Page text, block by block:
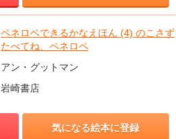
ペネロペできるかなえほん (4) のこさず
たべてね、ペネロペ
アン・グットマン
岩崎書店
気になる絵本に登録